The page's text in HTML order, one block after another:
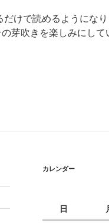
で読めるようになり
芽吹きを楽しみにして
カレンダー
日